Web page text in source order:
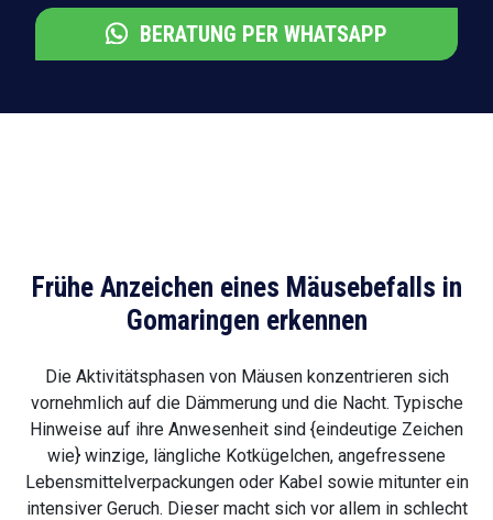
BERATUNG PER WHATSAPP
Frühe Anzeichen eines Mäusebefalls in
Gomaringen erkennen
Die Aktivitätsphasen von Mäusen konzentrieren sich
vornehmlich auf die Dämmerung und die Nacht. Typische
Hinweise auf ihre Anwesenheit sind {eindeutige Zeichen
wie} winzige, längliche Kotkügelchen, angefressene
Lebensmittelverpackungen oder Kabel sowie mitunter ein
intensiver Geruch. Dieser macht sich vor allem in schlecht